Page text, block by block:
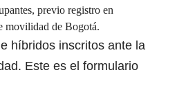
previo registro en
movilidad de Bogotá.
híbridos inscritos ante la
Este es el formulario